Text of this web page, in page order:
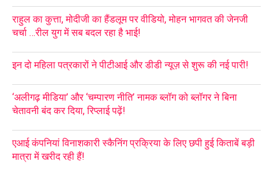
राहुल का कुत्ता, मोदीजी का हैंडलूम पर वीडियो, मोहन भागवत की जेनजी
चर्चा …रील युग में सब बदल रहा है भाई!
इन दो महिला पत्रकारों ने पीटीआई और डीडी न्यूज़ से शुरू की नई पारी!
‘अलीगढ़ मीडिया’ और ‘चम्पारण नीति’ नामक ब्लॉग को ब्लॉगर ने बिना
चेतावनी बंद कर दिया, रिप्लाई पढ़ें!
एआई कंपनियां विनाशकारी स्कैनिंग प्रक्रिया के लिए छपी हुई किताबें बड़ी
मात्रा में खरीद रही हैं!